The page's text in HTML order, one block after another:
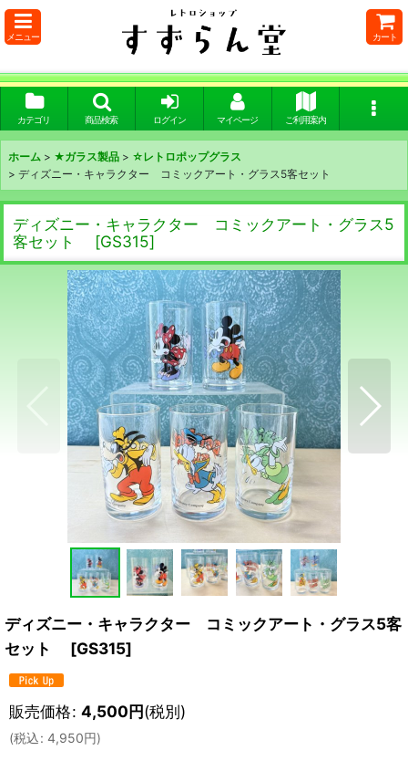
メニュー カート
カテゴリ 商品検索 ログイン マイページ ご利用案内
ホーム > ★ガラス製品 > ☆レトロポップグラス
> ディズニー・キャラクター コミックアート・グラス5客セット
ディズニー・キャラクター コミックアート・グラス5
客セット
[GS315]
ディズニー・キャラクター コミックアート・グラス5客
セット
[GS315]
販売価格: 4,500円(税別)
(税込: 4,950円)